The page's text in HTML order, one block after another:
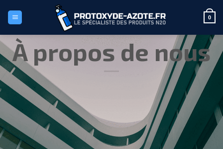
contenu
0
À propos de nous